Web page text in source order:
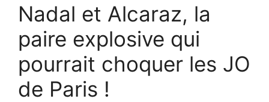
Nadal et Alcaraz, la
paire explosive qui
pourrait choquer les JO
de Paris !